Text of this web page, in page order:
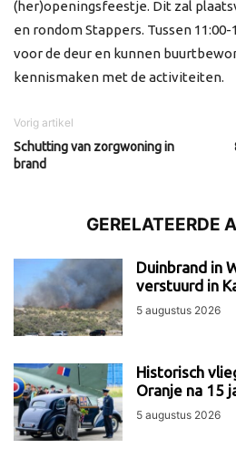
(her)openingsfeestje. Dit zal
en rondom Stappers. Tussen
voor de deur en kunnen
kennismaken met de activiteiten.
Vorig artikel
Schutting van zorgwoning in
brand
GERELATEERDE
Duinbrand in
verstuurd in
5 augustus 2026
Historisch
Oranje na 15
5 augustus 2026